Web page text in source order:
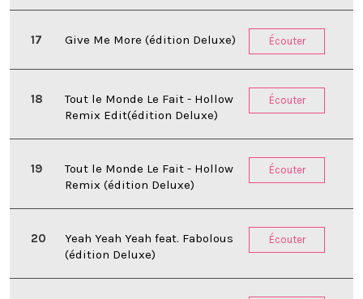
Écouter
Give Me More (édition Deluxe)
Écouter
Tout le Monde Le Fait - Hollow
Remix Edit(édition Deluxe)
Écouter
Tout le Monde Le Fait - Hollow
Remix (édition Deluxe)
Écouter
Yeah Yeah Yeah feat. Fabolous
(édition Deluxe)